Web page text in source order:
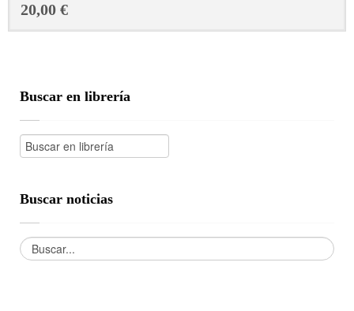
20,00 €
Buscar en librería
Buscar noticias